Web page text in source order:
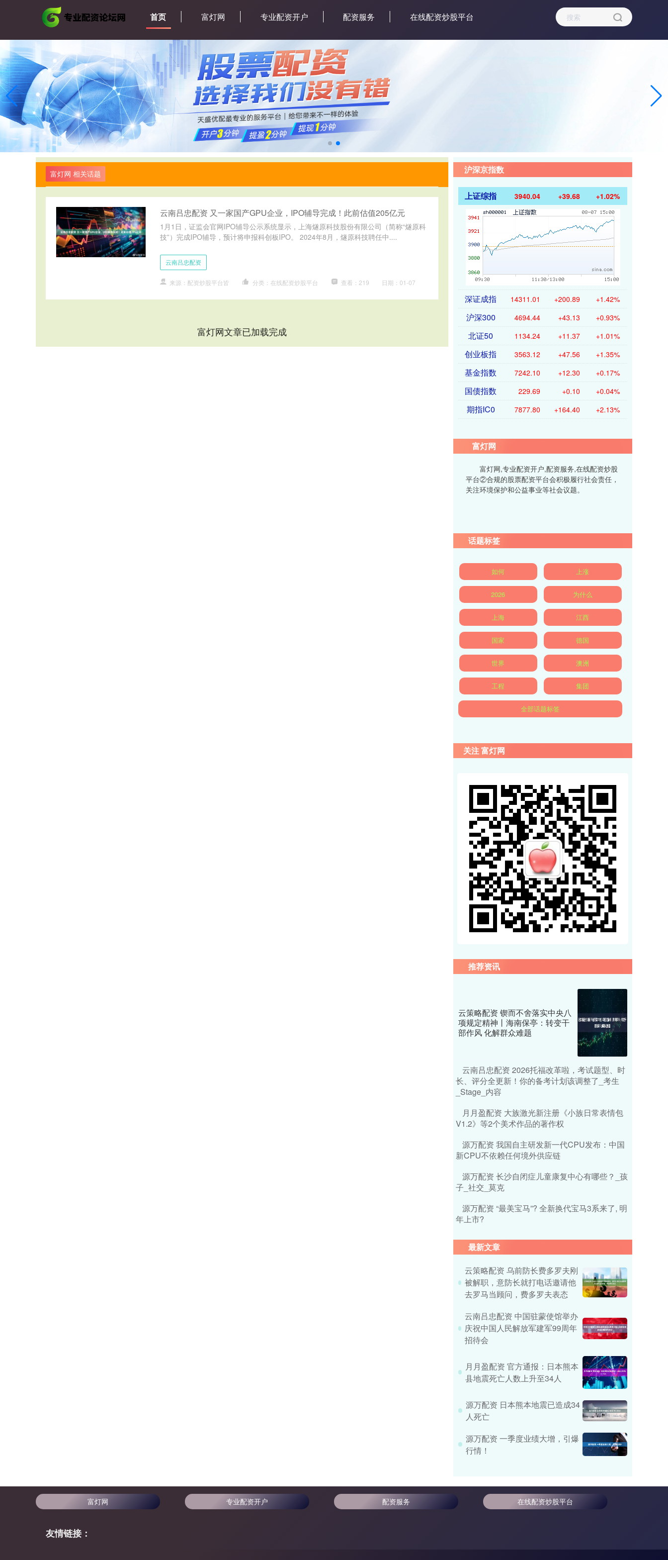
首页 富灯网 专业配资开户 配资服务 在线配资炒股平台
富灯网 相关话题
云南吕忠配资 又一家国产GPU企业，IPO辅导完成！此前估值205亿元
1月1日，证监会官网IPO辅导公示系统显示，上海燧原科技股份有限公司（简称“燧原科
技”）完成IPO辅导，预计将申报科创板IPO。 2024年8月，燧原科技聘任中....
云南吕忠配资
来源：配资炒股平台皆 分类：在线配资炒股平台 查看：219 日期：01-07
富灯网文章已加载完成
沪深京指数
上证综指 3940.04 +39.68 +1.02%
深证成指 14311.01 +200.89 +1.42%
沪深300 4694.44 +43.13 +0.93%
北证50 1134.24 +11.37 +1.01%
创业板指 3563.12 +47.56 +1.35%
基金指数 7242.10 +12.30 +0.17%
国债指数 229.69 +0.10 +0.04%
期指IC0 7877.80 +164.40 +2.13%
富灯网
富灯网,专业配资开户,配资服务,在线配资炒股
平台②合规的股票配资平台会积极履行社会责任，
关注环境保护和公益事业等社会议题。
话题标签
如何 上涨
2026 为什么
上海 江西
国家 德国
世界 澳洲
工程 集团
全部话题标签
关注 富灯网
推荐资讯
云策略配资 锲而不舍落实中央八
项规定精神丨海南保亭：转变干
部作风 化解群众难题
云南吕忠配资 2026托福改革啦，考试题型、时
长、评分全更新！你的备考计划该调整了_考生
_Stage_内容
月月盈配资 大族激光新注册《小族日常表情包
V1.2》等2个美术作品的著作权
源万配资 我国自主研发新一代CPU发布：中国
新CPU不依赖任何境外供应链
源万配资 长沙自闭症儿童康复中心有哪些？_孩
子_社交_莫克
源万配资 “最美宝马”? 全新换代宝马3系来了, 明
年上市?
最新文章
云策略配资 乌前防长费多罗夫刚
被解职，意防长就打电话邀请他
去罗马当顾问，费多罗夫表态
云南吕忠配资 中国驻蒙使馆举办
庆祝中国人民解放军建军99周年
招待会
月月盈配资 官方通报：日本熊本
县地震死亡人数上升至34人
源万配资 日本熊本地震已造成34
人死亡
源万配资 一季度业绩大增，引爆
行情！
富灯网 专业配资开户 配资服务 在线配资炒股平台
友情链接：